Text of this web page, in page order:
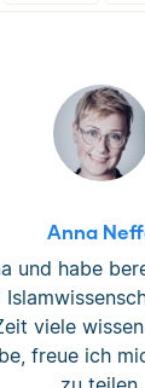
Anna
und habe
viele
freue ich